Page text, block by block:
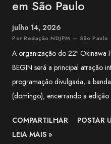
em São Paulo
julho 14, 2026
Por Redação NDJPM — São Paulo
A organização do 22º Okinawa
BEGIN será a principal atração
programação divulgada, a
(domingo), encerrando a
celebrar os 100 anos da
(AOKB) , fundada em 22 de
COMPARTILHAR
POSTAR
LEIA MAIS »